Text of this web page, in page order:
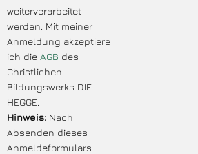
weiterverarbeitet
werden. Mit meiner
Anmeldung akzeptiere
ich die AGB des
Christlichen
Bildungswerks DIE
HEGGE.
Hinweis: Nach
Absenden dieses
Anmeldeformulars